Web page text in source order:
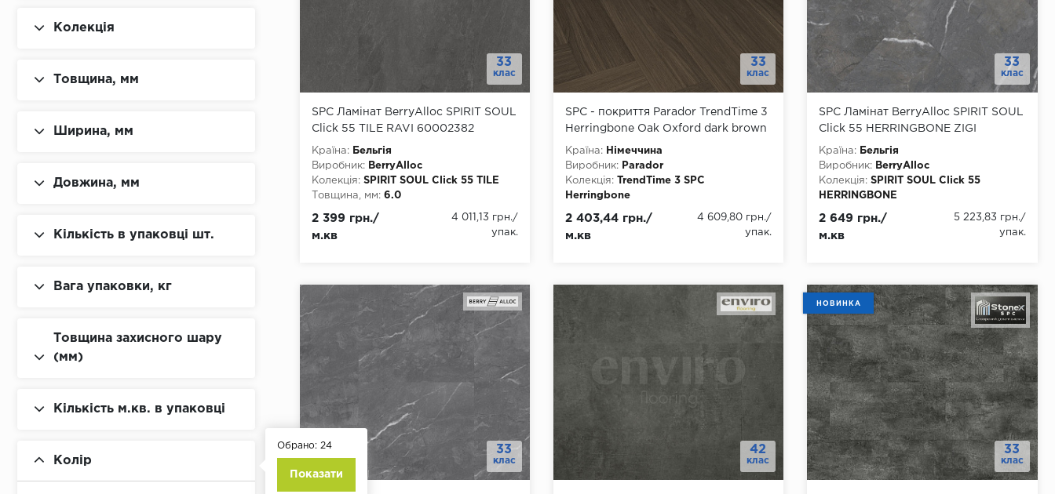
BerryAlloc
Classen
Enviro Flooring
GT Flooring (Republic)
HDM
Ideal
Колекція
Товщина, мм
Ширина, мм
Довжина, мм
Кількість в упаковці шт.
Вага упаковки, кг
Товщина захисного шару
(мм)
Кількість м.кв. в упаковці
Обрано: 24
Показати
Колір
33
клас
SPC Ламінат BerryAlloc SPIRIT SOUL
Click 55 TILE RAVI 60002382
Країна:
Бельгія
Виробник:
BerryAlloc
Колекція: SPIRIT SOUL Click 55 TILE
Товщина, мм: 6.0
Довжина, мм:
Клас:
Вологостійкість: так
Тип основи:
SPC+підкладка 1мм
2 399 грн./
м.кв
4 011,13 грн./
упак.
33
клас
SPC - покриття Parador TrendTime 3
Herringbone Oak Oxford dark brown
1748855
Країна:
Німеччина
Виробник:
Parador
Колекція:
TrendTime 3 SPС
Herringbone
Ширина, мм:
146
Довжина, мм:
Наявність фаски: 4 стороння
SPС-плита
2 403,44 грн./
м.кв
4 609,80 грн./
упак.
33
клас
SPC Ламінат BerryAlloc SPIRIT SOUL
Click 55 HERRINGBONE ZIGI
60002408
Країна:
Бельгія
Виробник:
BerryAlloc
Колекція: SPIRIT SOUL Click 55
HERRINGBONE
Ширина, мм:
Довжина, мм:
Наявність фаски: 4 стороння
Вологостійкість:
так
Тип основи:
SPC+підкладка 1мм
2 649 грн./
м.кв
5 223,83 грн./
упак.
33
клас
42
клас
33
клас
НОВИНКА